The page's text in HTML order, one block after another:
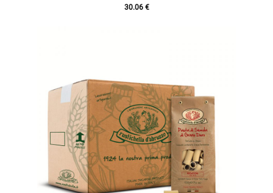
30.06 €